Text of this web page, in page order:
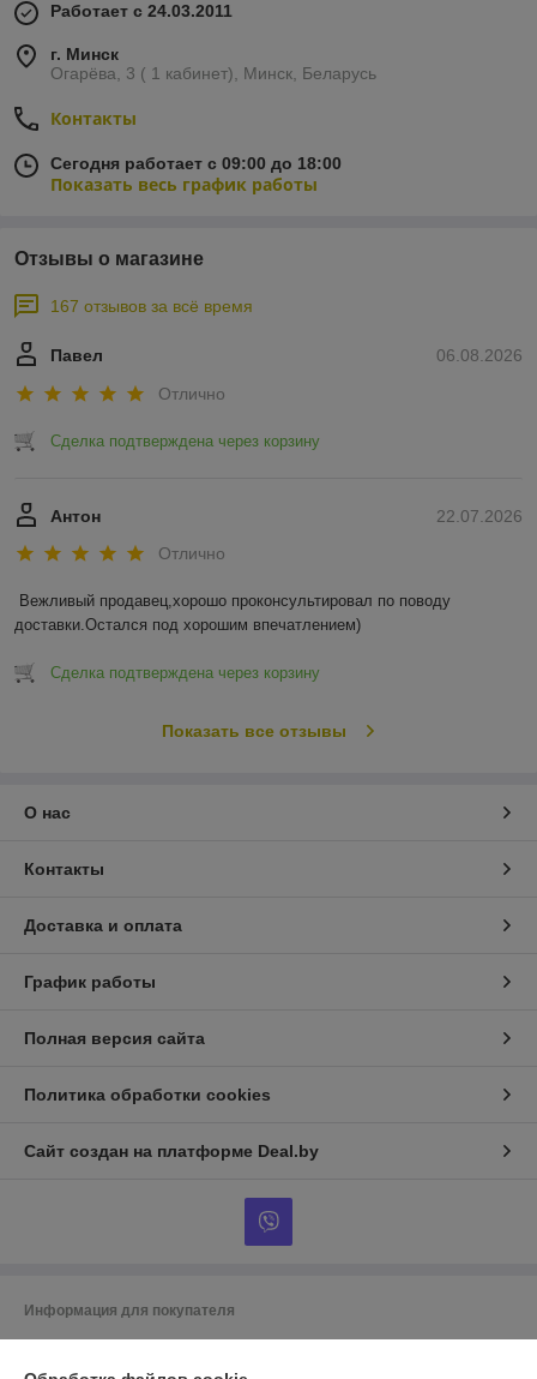
Работает с 24.03.2011
г. Минск
Огарёва, 3 ( 1 кабинет), Минск, Беларусь
Контакты
Сегодня работает с 09:00 до 18:00
Показать весь график работы
Отзывы о магазине
167 отзывов за всё время
06.08.2026
Павел
Отлично
Сделка подтверждена через корзину
22.07.2026
Антон
Отлично
Вежливый продавец,хорошо проконсультировал по поводу
доставки.Остался под хорошим впечатлением)
Сделка подтверждена через корзину
Показать все отзывы
О нас
Контакты
Доставка и оплата
График работы
Полная версия сайта
Политика обработки cookies
Сайт создан на платформе Deal.by
Информация для покупателя